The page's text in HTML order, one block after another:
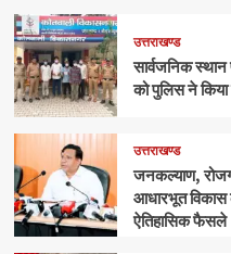
उत्तराखण्ड
सार्वजनिक
को पुलिस ने किया
उत्तराखण्ड
जनकल्याण,
आधारभूत विकास
ऐतिहासिक फैसले